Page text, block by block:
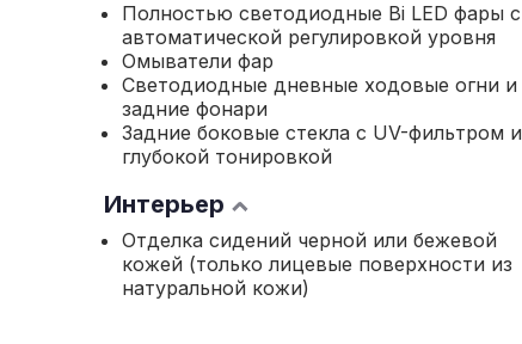
Полностью светодиодные Bi LED фары с
автоматической регулировкой уровня
Омыватели фар
Светодиодные дневные ходовые огни и
задние фонари
Задние боковые стекла с UV-фильтром и
глубокой тонировкой
Интерьер
Отделка сидений черной или бежевой
кожей (только лицевые поверхности из
натуральной кожи)